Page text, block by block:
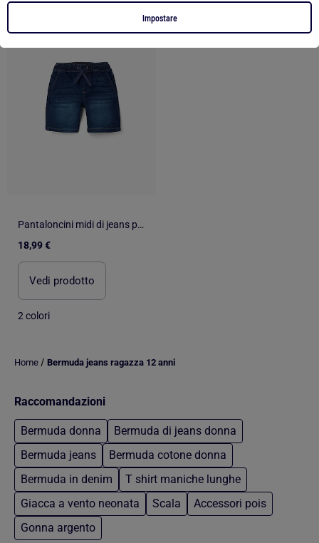
Impostare
Pantaloncini midi di jeans pull-up con coulisse
18,99 €
Vedi prodotto
2 colori
Home / Bermuda jeans ragazza 12 anni
Raccomandazioni
Bermuda donna
Bermuda di jeans donna
Bermuda jeans
Bermuda cotone donna
Bermuda in denim
T shirt maniche lunghe
Giacca a vento neonata
Scala
Accessori pois
Gonna argento